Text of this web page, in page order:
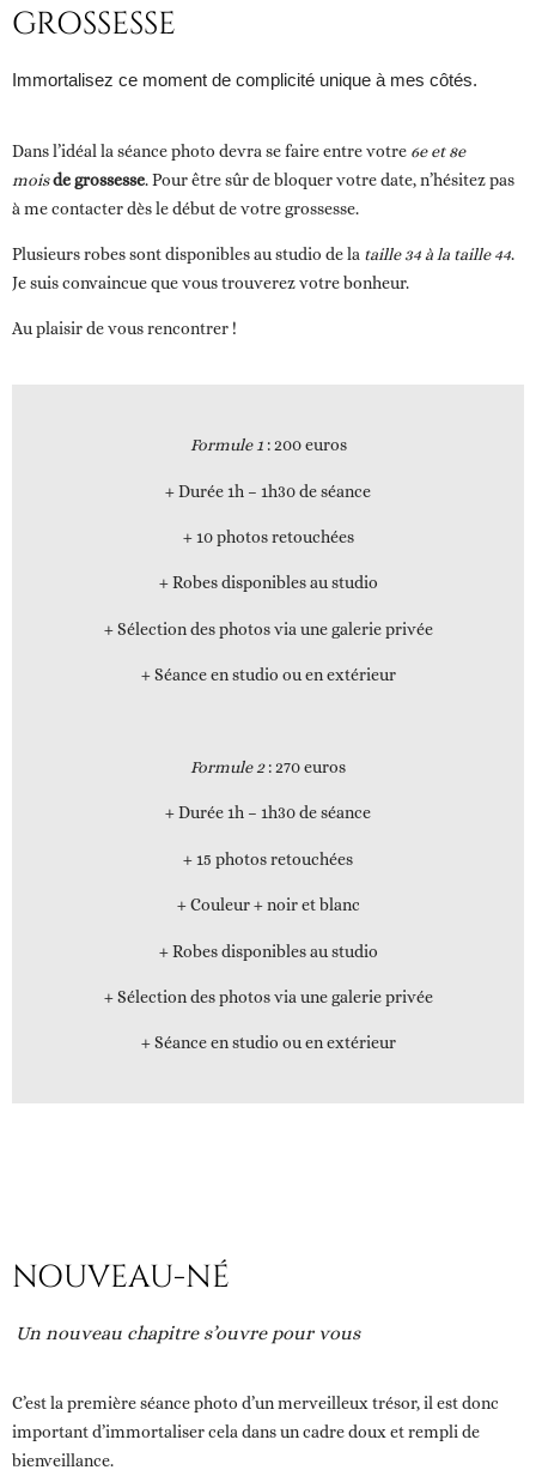
GROSSESSE
Immortalisez ce moment de complicité unique à mes côtés.
Dans l’idéal la séance photo devra se faire entre votre 6e et 8e
moisde grossesse. Pour être sûr de bloquer votre date, n’hésitez pas
à me contacter dès ledébut de votre grossesse.
Plusieurs robes sont disponibles au studio dela taille 34 à la taille 44.
Je suis convaincue que vous trouverez votre bonheur.
Au plaisir de vous rencontrer !
Formule 1: 200 euros
+ Durée 1h – 1h30 de séance
+ 10 photos retouchées
+ Robes disponibles au studio
+ Sélection des photos via une galerie privée
+ Séance en studio ou en extérieur
Formule 2: 270 euros
+ Durée 1h – 1h30 de séance
+ 15 photos retouchées
+ Couleur + noir et blanc
+ Robes disponibles au studio
+ Sélection des photos via une galerie privée
+ Séance en studio ou en extérieur
NOUVEAU-NÉ
Un nouveau chapitre s’ouvre pour vous
C’est la première séance photo d’un merveilleux trésor, il est donc
important d’immortaliser cela dans un cadre doux et rempli de
bienveillance.